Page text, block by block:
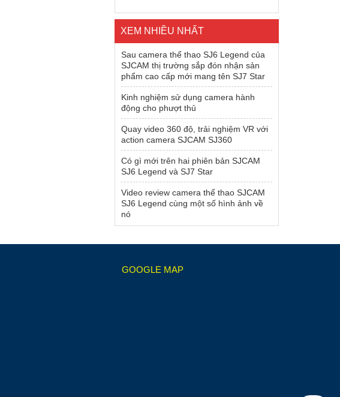
XEM NHIỀU NHẤT
Sau camera thể thao SJ6 Legend của
SJCAM thị trường sắp đón nhận sản
phẩm cao cấp mới mang tên SJ7 Star
Kinh nghiệm sử dụng camera hành
động cho phượt thủ
Quay video 360 độ, trải nghiệm VR với
action camera SJCAM SJ360
Có gì mới trên hai phiên bản SJCAM
SJ6 Legend và SJ7 Star
Video review camera thể thao SJCAM
SJ6 Legend cùng một số hình ảnh về
nó
GOOGLE MAP